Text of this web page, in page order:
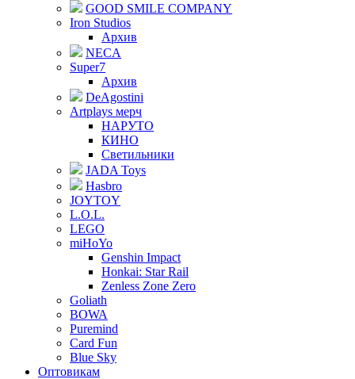
GOOD SMILE COMPANY
Iron Studios
Архив
NECA
Super7
Архив
DeAgostini
Artplays мерч
НАРУТО
КИНО
Светильники
JADA Toys
Hasbro
JOYTOY
L.O.L.
LEGO
miHoYo
Genshin Impact
Honkai: Star Rail
Zenless Zone Zero
Goliath
BOWA
Puremind
Card Fun
Blue Sky
Оптовикам